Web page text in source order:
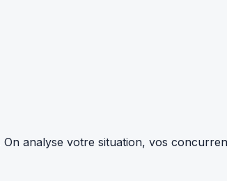
analyse votre situation, vos